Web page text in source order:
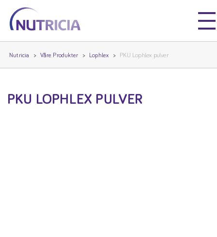
Nutricia
Nutricia
Nutricia Våre Produkter Lophlex PKU Lophlex pulver
PKU LOPHLEX PULVER